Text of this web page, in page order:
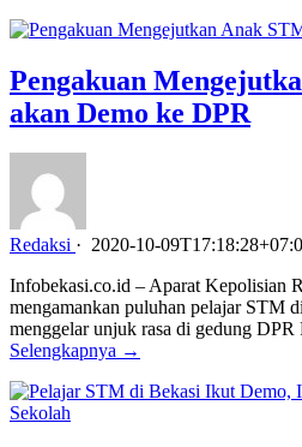
Pengakuan
akan Demo ke DPR
Redaksi · 2020-10-
Infobekasi.co.id – Aparat Kepolisian
mengamankan puluhan pelajar STM
menggelar unjuk rasa di gedung
Selengkapnya →